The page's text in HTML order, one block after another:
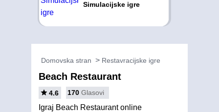
Simulacijske igre
Domovska stran Restavracijske igre
Beach Restaurant
4.6 170 Glasovi
Igraj Beach Restaurant online